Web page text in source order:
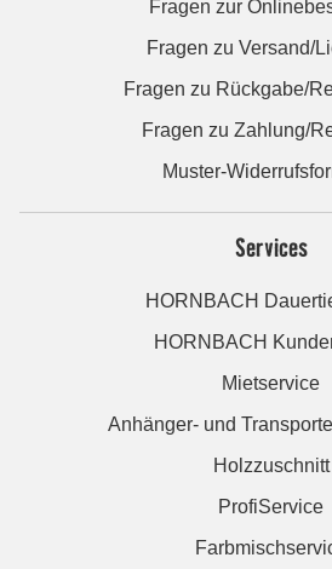
Fragen zur
Fragen zu Versand/
Fragen zu Rückgabe/
Fragen zu Zahlung/
Muster-
Services
HORNBACH
HORNBACH
Mietservice
Anhänger- und
Holzzuschnitt
ProfiService